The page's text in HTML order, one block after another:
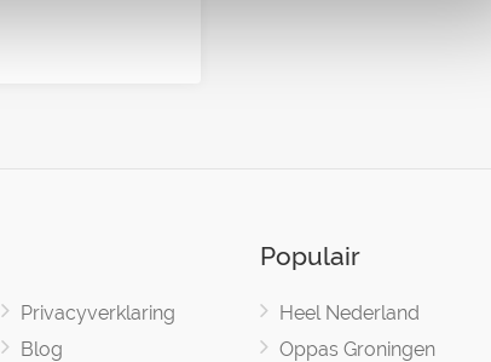
Privacyverklaring
Blog
Populair
Heel Nederland
Oppas Groningen